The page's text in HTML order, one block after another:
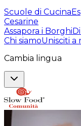
Scuole di Cucina
Cesarine
Assapora i Borghi
Chi siamoUnisciti a
Cambia lingua